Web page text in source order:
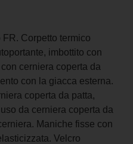
Corpetto termico
imbottito con
cerniera coperta da
con la giacca esterna.
coperta da patta,
da cerniera coperta da
Maniche fisse con
Velcro